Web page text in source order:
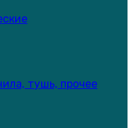
тушь, прочее